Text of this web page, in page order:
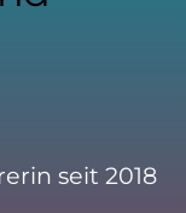
seit 2018